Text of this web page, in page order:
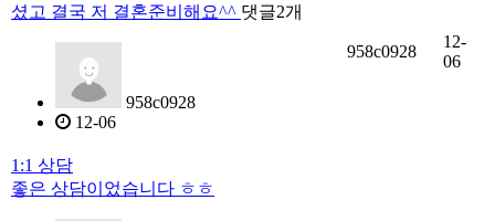
셨고 결국 저 결혼준비해요^^ 댓글2개
958c0928
12-06
958c0928
12-
06
1:1 상담
좋은 상담이었습니다 ㅎㅎ